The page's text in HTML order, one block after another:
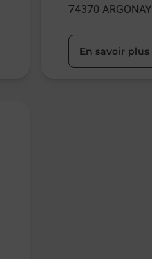
74370 ARGONAY
En savoir plus